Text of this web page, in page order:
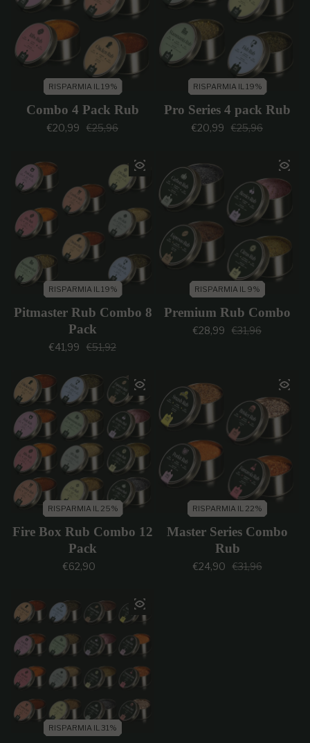
RISPARMIA IL 19%
Combo 4 Pack Rub
Prezzo di vendita
€20,99 Prezzo regolare
€25,96
RISPARMIA IL 19%
Pro Series 4 pack Rub
Prezzo di
€20,99 Prezzo
€25,96
RISPARMIA IL 19%
Pitmaster Rub Combo 8
Pack
Prezzo di vendita
€41,99 Prezzo regolare
€51,92
RISPARMIA IL 9%
Premium Rub Combo
Prezzo di
€28,99 Prezzo
€31,96
RISPARMIA IL 25%
Fire Box Rub Combo 12
Pack
Prezzo regolare
€62,90
RISPARMIA IL 22%
Master Series Combo
Rub
Prezzo di
€24,90 Prezzo
€31,96
RISPARMIA IL 31%